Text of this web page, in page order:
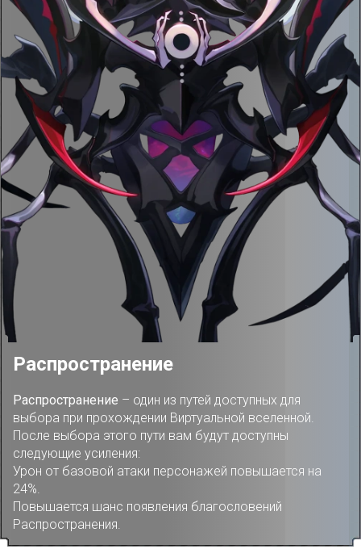
Распространение
Распространение – один из путей доступных для
выбора при прохождении Виртуальной вселенной.
После выбора этого пути вам будут доступны
следующие усиления:
Урон от базовой атаки персонажей повышается на
24%.
Повышается шанс появления благословений
Распространения.